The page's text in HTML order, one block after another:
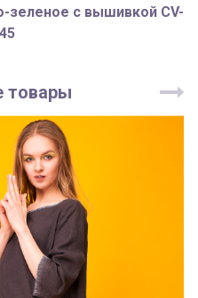
зеленое с вышивкой CV-
товары